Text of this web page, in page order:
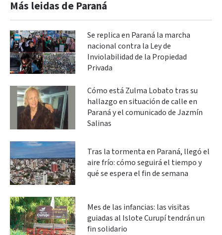
Más leidas de Paraná
Se replica en Paraná la marcha
nacional contra la Ley de
Inviolabilidad de la Propiedad
Privada
Cómo está Zulma Lobato tras su
hallazgo en situación de calle en
Paraná y el comunicado de Jazmín
Salinas
Tras la tormenta en Paraná, llegó el
aire frío: cómo seguirá el tiempo y
qué se espera el fin de semana
Mes de las infancias: las visitas
guiadas al Islote Curupí tendrán un
fin solidario